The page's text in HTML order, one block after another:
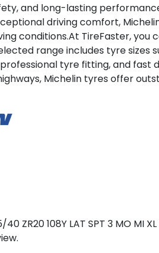
and long-lasting
driving comfort,
conditions.At TireFaster, you
range includes tyre
tyre fitting, and fast
Michelin tyres offer
ZR20 108Y LAT SPT 3 MO MI XL